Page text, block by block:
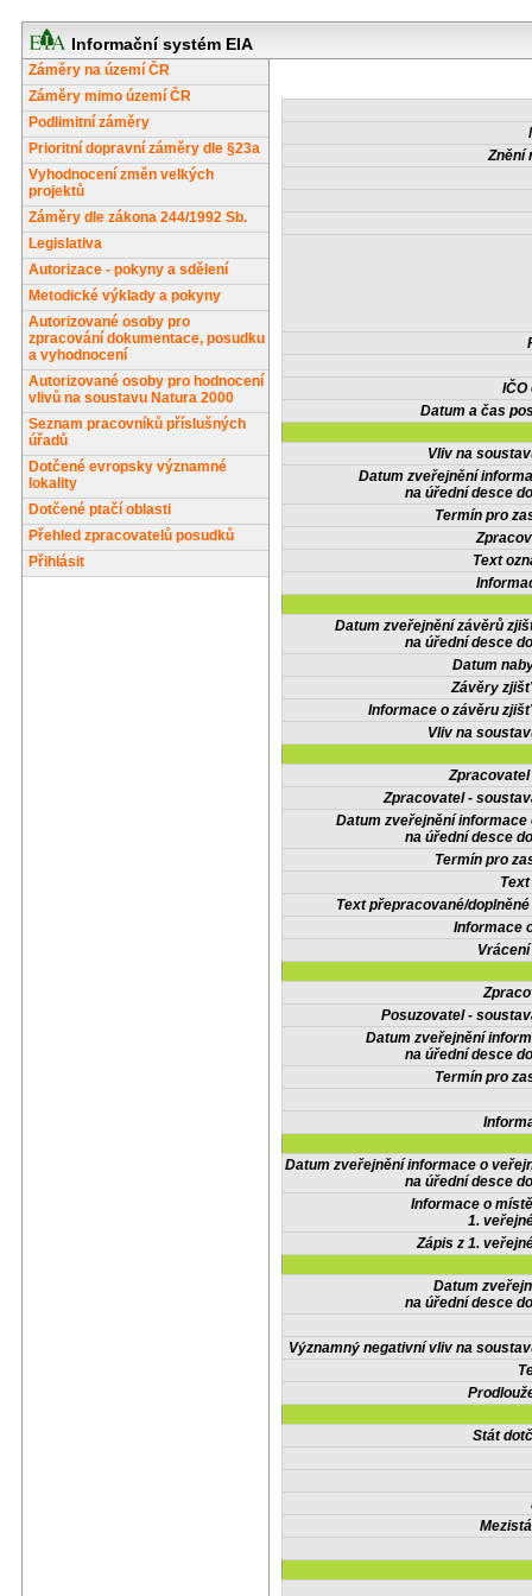
Informační systém EIA
Záměry na území ČR
Záměry mimo území ČR
Podlimitní záměry
Prioritní dopravní záměry dle §23a
Vyhodnocení změn velkých
projektů
Záměry dle zákona 244/1992 Sb.
Legislativa
Autorizace - pokyny a sdělení
Metodické výklady a pokyny
Autorizované osoby pro
zpracování dokumentace, posudku
a vyhodnocení
Autorizované osoby pro hodnocení
vlivů na soustavu Natura 2000
Seznam pracovníků příslušných
úřadů
Dotčené evropsky významné
lokality
Dotčené ptačí oblasti
Přehled zpracovatelů posudků
Přihlásit
Znění
IČO
Datum a čas
Vliv na
Datum zveřejnění
na úřední desce
Termín pro
Text
Datum zveřejnění závěrů
na úřední desce
Datum
Závěry
Informace o závěru
Vliv na
Zpracovatel -
Datum zveřejnění informace
na úřední desce
Termín pro
Text přepracované/
Informace
Posuzovatel -
Datum zveřejnění
na úřední desce
Termín pro
Datum zveřejnění informace o
na úřední desce
Informace o
1.
Zápis z 1.
Datum
na úřední desce
Významný negativní vliv na
Stát